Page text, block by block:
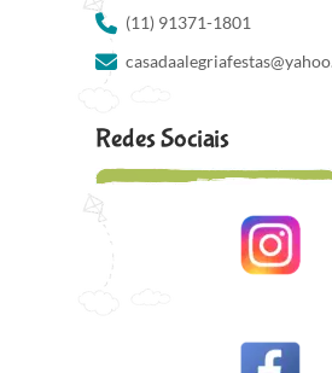
(11) 91371-1801
Redes Sociais